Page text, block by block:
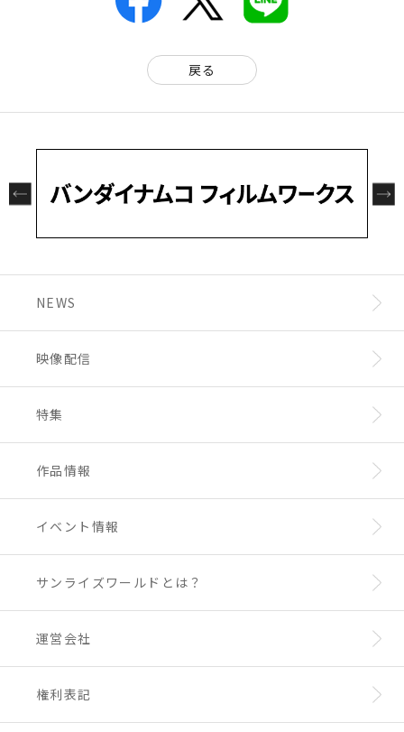
戻る
NEWS
映像配信
特集
作品情報
イベント情報
サンライズワールドとは？
運営会社
権利表記